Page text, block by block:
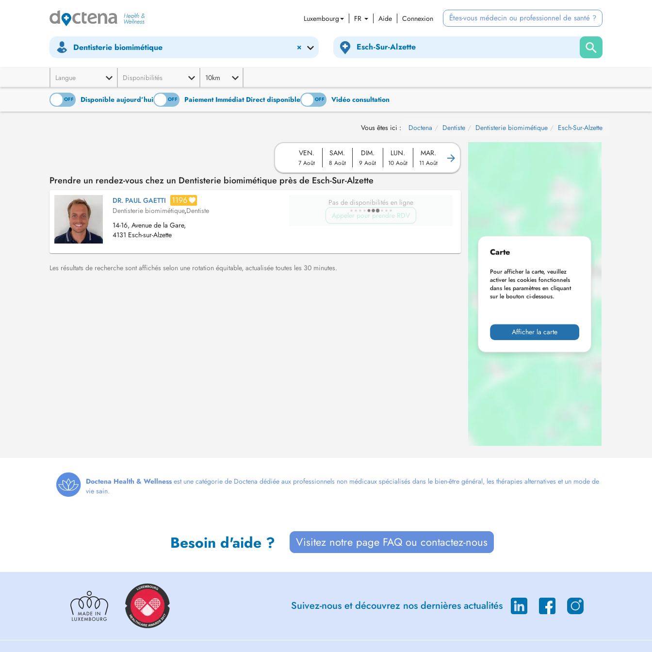
Luxembourg FR Aide Connexion Êtes-vous médecin ou professionnel de santé ?
×
Dentisterie biomimétique
Langue Disponibilités 10km
OFF Disponible aujourd’hui
ON OFF Paiement Immédiat Direct disponible
ON OFF Vidéo consultation
Vous êtes ici : Doctena Dentiste Dentisterie biomimétique Esch-Sur-Alzette
VEN.
7 Août
SAM.
8 Août
DIM.
9 Août
LUN.
10 Août
MAR.
11 Août
Prendre un rendez-vous chez un Dentisterie biomimétique près de Esch-Sur-Alzette
DR. PAUL GAETTI 1196
Dentisterie biomimétique,Dentiste
14-16, Avenue de la Gare,
4131 Esch-sur-Alzette
Pas de disponibilités en ligne
Appeler pour prendre RDV
Les résultats de recherche sont affichés selon une rotation équitable, actualisée toutes les 30 minutes.
Carte
Pour afficher la carte, veuillez
activer les cookies fonctionnels
dans les paramètres en cliquant
sur le bouton ci-dessous.
Afficher la carte
Doctena Health & Wellness est une catégorie de Doctena dédiée aux professionnels non médicaux spécialisés dans le bien-être général, les thérapies alternatives et un mode de
vie sain.
Besoin d'aide ? Visitez notre page FAQ ou contactez-nous
Suivez-nous et découvrez nos dernières actualités